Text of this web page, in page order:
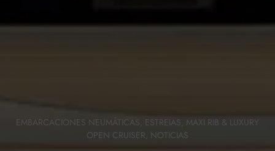
EMBARCACIONES NEUMÁTICAS, ESTREIAS, MAXI RIB & LUXURY
OPEN CRUISER, NOTICIAS